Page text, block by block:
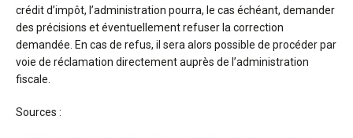
crédit d’impôt, l’administration pourra, le cas échéant, demander
des précisions et éventuellement refuser la correction
demandée. En cas de refus, il sera alors possible de procéder par
voie de réclamation directement auprès de l’administration
fiscale.
Sources :